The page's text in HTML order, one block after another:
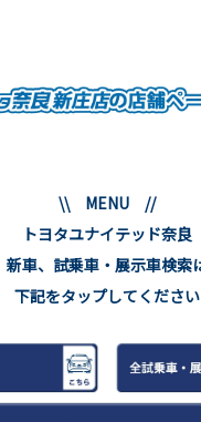
\\ MENU //
トヨタユナイテッド奈良
新車、試乗車・展示車検索
下記をタップしてください